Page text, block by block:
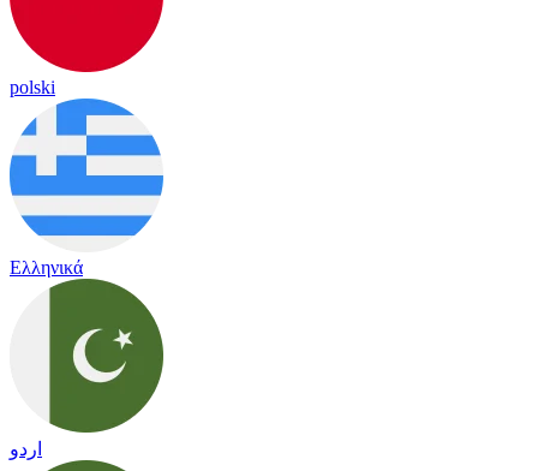
polski
Ελληνικά
اردو